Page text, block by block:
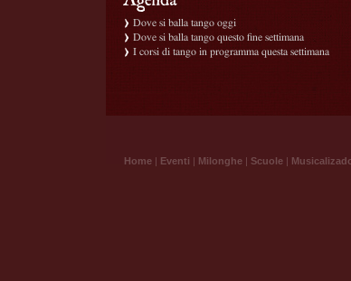
Dove si balla tango oggi
Dove si balla tango questo fine settimana
I corsi di tango in programma questa settimana
Home | Eventi | Milonghe | Scuole |